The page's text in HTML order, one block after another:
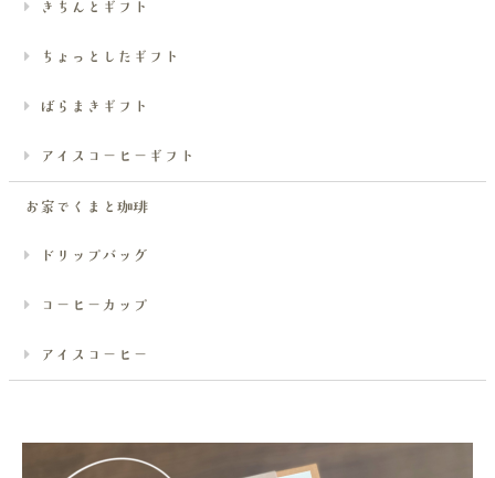
きちんとギフト
ちょっとしたギフト
ばらまきギフト
アイスコーヒーギフト
お家でくまと珈琲
ドリップバッグ
コーヒーカップ
アイスコーヒー